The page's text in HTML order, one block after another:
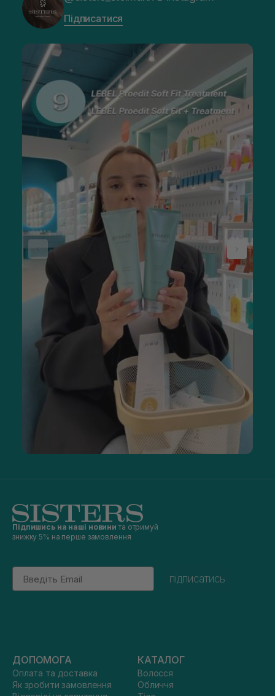
Підписатися
Підпишись на наші новини та отримуй
знижку 5% на перше замовлення
Email
підписатись
ДОПОМОГА
Оплата та доставка
Як зробити замовлення
КАТАЛОГ
Волосся
Обличчя